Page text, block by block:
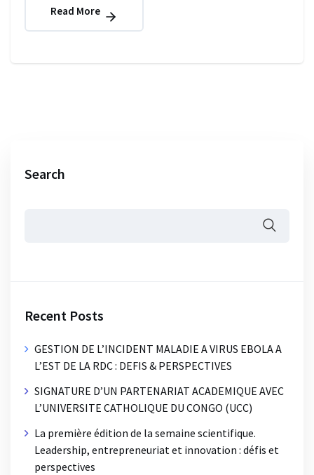
Read More
Search
Recent Posts
GESTION DE L’INCIDENT MALADIE A VIRUS EBOLA A
L’EST DE LA RDC : DEFIS & PERSPECTIVES
SIGNATURE D’UN PARTENARIAT ACADEMIQUE AVEC
L’UNIVERSITE CATHOLIQUE DU CONGO (UCC)
La première édition de la semaine scientifique.
Leadership, entrepreneuriat et innovation : défis et
perspectives